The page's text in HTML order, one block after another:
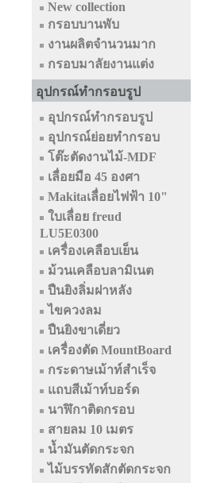
New collection
กรอบบานพับ
งานผลิตจำนวนมาก
กรอบมาลัยงานแต่ง
อุปกรณ์ทำกรอบรูป
อุปกรณ์ทำกรอบรูป
อุปกรณ์ย่อยทำกรอบ
โต๊ะตัดงานไม้-MDF
เลื่อยมือ 45 องศา
Makitaเลื่อยไฟฟ้า 10"
ใบเลื่อย freud
LU5E0300
เครื่องเคลือบเย็น
ม้วนเคลือบลามิเนต
ปืนยิงลิ่มฝาหลัง
ไขควงลม
ปืนยิงขาเดี่ยว
เครื่องตัด MountBoard
กระดาษเม้าท์สำเร็จ
แถบสีเม้าท์บอร์ด
นาฬิกาติดกรอบ
สายลม 10 เมตร
น้ำมันตัดกระจก
ไม้บรรทัดสักตัดกระจก